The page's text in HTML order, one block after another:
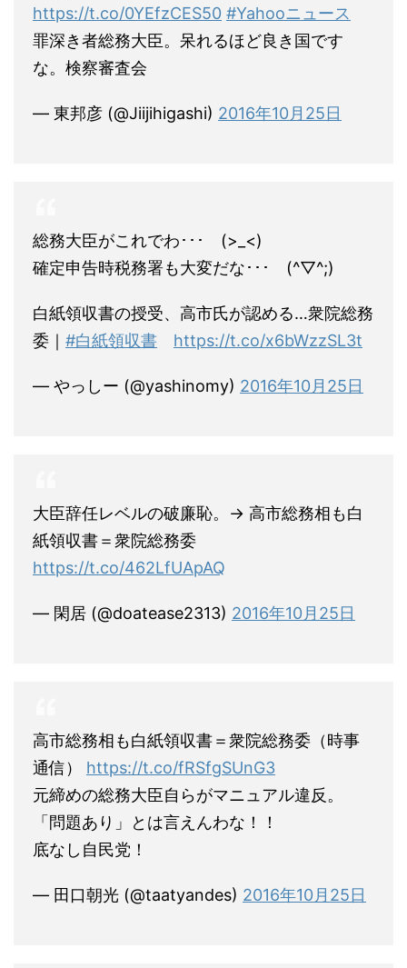
https://t.co/0YEfzCES50 #Yahooニュース
罪深き者総務大臣。呆れるほど良き国です
な。検察審査会
— 東邦彦 (@Jiijihigashi) 2016年10月25日
総務大臣がこれでわ･･･ (>_<)
確定申告時税務署も大変だな･･･ (^▽^;)
白紙領収書の授受、高市氏が認める…衆院総務
委｜ #白紙領収書 https://t.co/x6bWzzSL3t
— やっしー (@yashinomy) 2016年10月25日
大臣辞任レベルの破廉恥。→ 高市総務相も白
紙領収書＝衆院総務委
https://t.co/462LfUApAQ
— 閑居 (@doatease2313) 2016年10月25日
高市総務相も白紙領収書＝衆院総務委（時事
通信） https://t.co/fRSfgSUnG3
元締めの総務大臣自らがマニュアル違反。
「問題あり」とは言えんわな！！
底なし自民党！
— 田口朝光 (@taatyandes) 2016年10月25日